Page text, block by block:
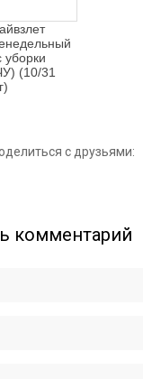
уборки
(10/31
с друзьями:
комментарий